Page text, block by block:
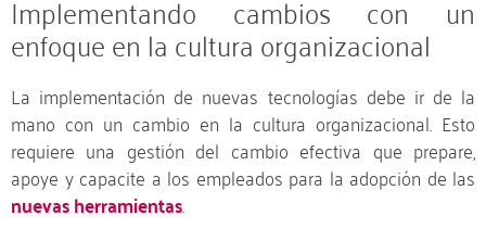
Implementando cambios con un
enfoque en la cultura organizacional
La implementación de nuevas tecnologías debe ir de la
mano con un cambio en la cultura organizacional. Esto
requiere una gestión del cambio efectiva que prepare,
apoye y capacite a los empleados para la adopción de las
nuevas herramientas.